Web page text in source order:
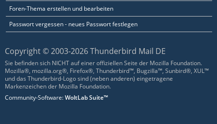
Foren-Thema erstellen und bearbeiten
Passwort vergessen - neues Passwort festlegen
Copyright © 2003-2026 Thunderbird Mail DE
Sie befinden sich NICHT auf einer offiziellen Seite der Mozilla Foundation.
Mozilla®, mozilla.org®, Firefox®, Thunderbird™, Bugzilla™, Sunbird®, XUL™
und das Thunderbird-Logo sind (neben anderen) eingetragene
Markenzeichen der Mozilla Foundation.
Community-Software:WoltLab Suite™